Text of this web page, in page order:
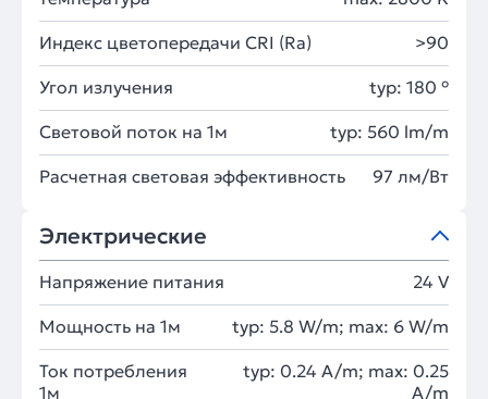
Индекс цветопередачи CRI (Ra) >90
Угол излучения typ: 180 °
Световой поток на 1м typ: 560 lm/m
Расчетная световая эффективность 97 лм/Вт
Электрические
Напряжение питания 24 V
Мощность на 1м typ: 5.8 W/m; max: 6 W/m
Ток потребления
1м
typ: 0.24 A/m; max: 0.25
A/m